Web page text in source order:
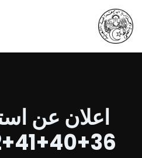
اعلان عن
36+40+41+42 / 2025